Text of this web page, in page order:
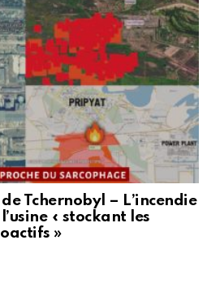
Tchernobyl – L’incendie
« stockant les
»